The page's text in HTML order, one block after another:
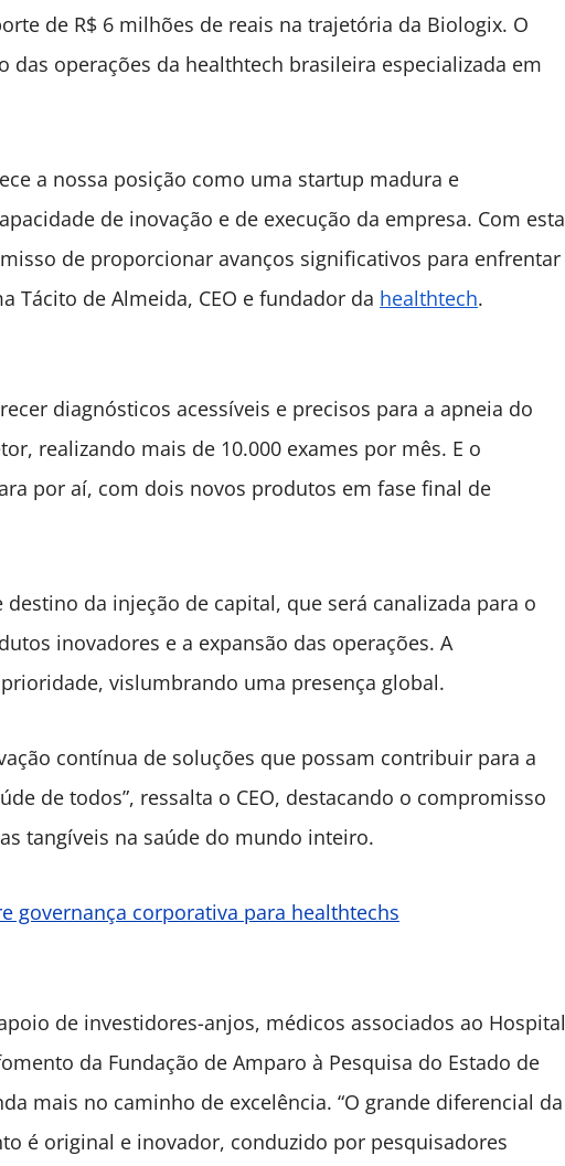
de R$ 6 milhões de reais na trajetória da Biologix. O
operações da healthtech brasileira especializada em
a nossa posição como uma startup madura e
de inovação e de execução da empresa. Com esta
de proporcionar avanços significativos para enfrentar
Tácito de Almeida, CEO e fundador da healthtech.
diagnósticos acessíveis e precisos para a apneia do
realizando mais de 10.000 exames por mês. E o
por aí, com dois novos produtos em fase final de
da injeção de capital, que será canalizada para o
inovadores e a expansão das operações. A
vislumbrando uma presença global.
contínua de soluções que possam contribuir para a
de todos”, ressalta o CEO, destacando o compromisso
tangíveis na saúde do mundo inteiro.
governança corporativa para healthtechs
de investidores-anjos, médicos associados ao Hospital
da Fundação de Amparo à Pesquisa do Estado de
mais no caminho de excelência. “O grande diferencial da
é original e inovador, conduzido por pesquisadores